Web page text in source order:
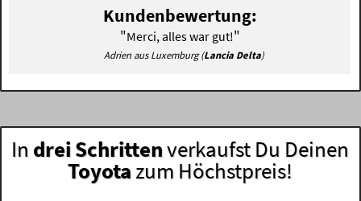
Kundenbewertung:
"Merci, alles war gut!"
Adrien aus Luxemburg (Lancia Delta)
In drei Schrittenverkaufst Du Deinen
Toyotazum Höchstpreis!